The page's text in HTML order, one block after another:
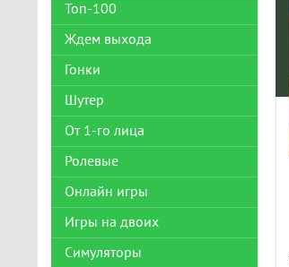
Топ-100
Ждем выхода
Гонки
Шутер
От 1-го лица
Ролевые
Онлайн игры
Игры на двоих
Симуляторы